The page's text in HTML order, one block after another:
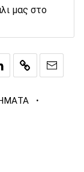
μας στο
·